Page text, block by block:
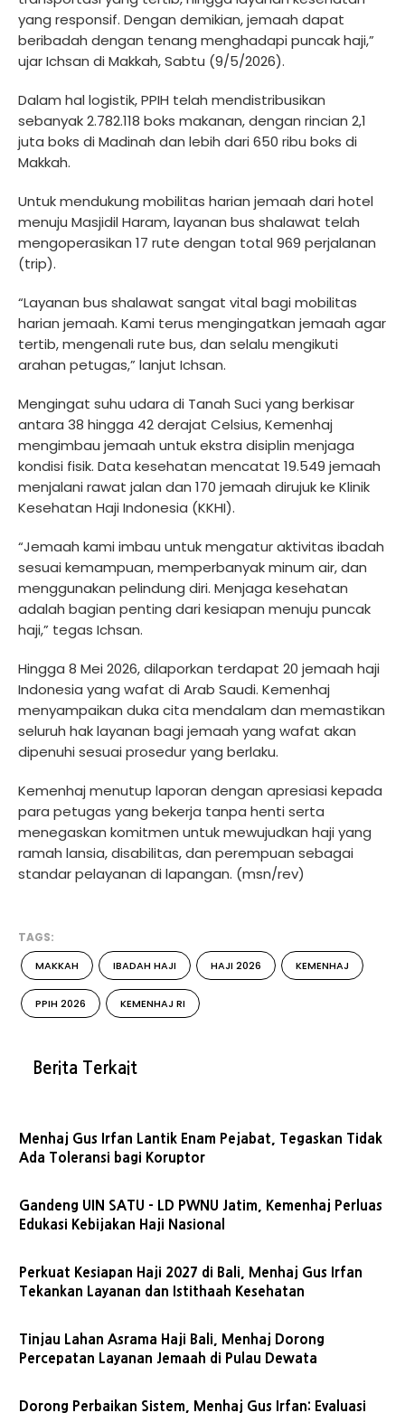
yang responsif. Dengan demikian, jemaah dapat
beribadah dengan tenang menghadapi puncak haji,”
ujar Ichsan di Makkah, Sabtu (9/5/2026).
Dalam hal logistik, PPIH telah mendistribusikan
sebanyak 2.782.118 boks makanan, dengan rincian 2,1
juta boks di Madinah dan lebih dari 650 ribu boks di
Makkah.
Untuk mendukung mobilitas harian jemaah dari hotel
menuju Masjidil Haram, layanan bus shalawat telah
mengoperasikan 17 rute dengan total 969 perjalanan
(trip).
“Layanan bus shalawat sangat vital bagi mobilitas
harian jemaah. Kami terus mengingatkan jemaah agar
tertib, mengenali rute bus, dan selalu mengikuti
arahan petugas,” lanjut Ichsan.
Mengingat suhu udara di Tanah Suci yang berkisar
antara 38 hingga 42 derajat Celsius, Kemenhaj
mengimbau jemaah untuk ekstra disiplin menjaga
kondisi fisik. Data kesehatan mencatat 19.549 jemaah
menjalani rawat jalan dan 170 jemaah dirujuk ke Klinik
Kesehatan Haji Indonesia (KKHI).
“Jemaah kami imbau untuk mengatur aktivitas ibadah
sesuai kemampuan, memperbanyak minum air, dan
menggunakan pelindung diri. Menjaga kesehatan
adalah bagian penting dari kesiapan menuju puncak
haji,” tegas Ichsan.
Hingga 8 Mei 2026, dilaporkan terdapat 20 jemaah haji
Indonesia yang wafat di Arab Saudi. Kemenhaj
menyampaikan duka cita mendalam dan memastikan
seluruh hak layanan bagi jemaah yang wafat akan
dipenuhi sesuai prosedur yang berlaku.
Kemenhaj menutup laporan dengan apresiasi kepada
para petugas yang bekerja tanpa henti serta
menegaskan komitmen untuk mewujudkan haji yang
ramah lansia, disabilitas, dan perempuan sebagai
standar pelayanan di lapangan. (msn/rev)
TAGS:
MAKKAH IBADAH HAJI HAJI 2026 KEMENHAJ
PPIH 2026 KEMENHAJ RI
Berita Terkait
Menhaj Gus Irfan Lantik Enam Pejabat, Tegaskan Tidak
Ada Toleransi bagi Koruptor
Gandeng UIN SATU - LD PWNU Jatim, Kemenhaj Perluas
Edukasi Kebijakan Haji Nasional
Perkuat Kesiapan Haji 2027 di Bali, Menhaj Gus Irfan
Tekankan Layanan dan Istithaah Kesehatan
Tinjau Lahan Asrama Haji Bali, Menhaj Dorong
Percepatan Layanan Jemaah di Pulau Dewata
Dorong Perbaikan Sistem, Menhaj Gus Irfan: Evaluasi